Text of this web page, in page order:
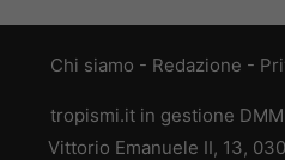
Chi siamo - Redazione -
tropismi.it in gestione
Vittorio Emanuele II, 13,